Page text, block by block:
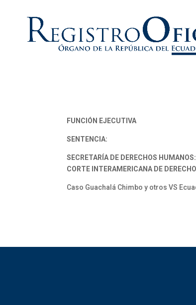
FUNCIÓN EJECUTIVA
SENTENCIA:
SECRETARÍA DE DERECHOS HUMANOS:
CORTE INTERAMERICANA DE
Caso Guachalá Chimbo y otros VS